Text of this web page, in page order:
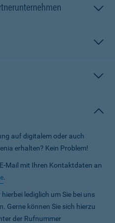
auf digitalem oder auch
erhalten? Kein Problem!
Mail mit Ihren Kontaktdaten an
.
lediglich um Sie bei uns
Gerne können Sie sich hierzu
der Rufnummer